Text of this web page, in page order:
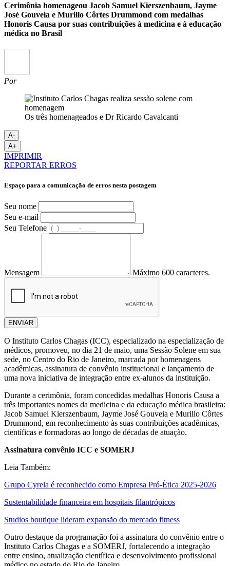
Cerimônia homenageou Jacob Samuel Kierszenbaum, Jayme
José Gouveia e Murillo Côrtes Drummond com medalhas
Honoris Causa por suas contribuições à medicina e à educação
médica no Brasil
Por
Os três homenageados e Dr Ricardo Cavalcanti
A-
A+
IMPRIMIR
REPORTAR ERROS
Espaço para a comunicação de erros nesta postagem
Seu nome
Seu e-mail
Seu Telefone
Mensagem Máximo 600 caracteres.
ENVIAR
O Instituto Carlos Chagas (ICC), especializado na especialização de
médicos, promoveu, no dia 21 de maio, uma Sessão Solene em sua
sede, no Centro do Rio de Janeiro, marcada por homenagens
acadêmicas, assinatura de convênio institucional e lançamento de
uma nova iniciativa de integração entre ex-alunos da instituição.
Durante a cerimônia, foram concedidas medalhas Honoris Causa a
três importantes nomes da medicina e da educação médica brasileira:
Jacob Samuel Kierszenbaum, Jayme José Gouveia e Murillo Côrtes
Drummond, em reconhecimento às suas contribuições acadêmicas,
científicas e formadoras ao longo de décadas de atuação.
Assinatura convênio ICC e SOMERJ
Leia Também:
Grupo Cyrela é reconhecido como Empresa Pró-Ética 2025-2026
Sustentabilidade financeira em hospitais filantrópicos
Studios boutique lideram expansão do mercado fitness
Outro destaque da programação foi a assinatura do convênio entre o
Instituto Carlos Chagas e a SOMERJ, fortalecendo a integração
entre ensino, atualização científica e desenvolvimento profissional